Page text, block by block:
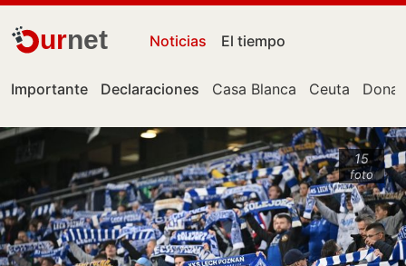
urnet Noticias El tiempo
Importante Declaraciones Casa Blanca Ceuta
15
foto